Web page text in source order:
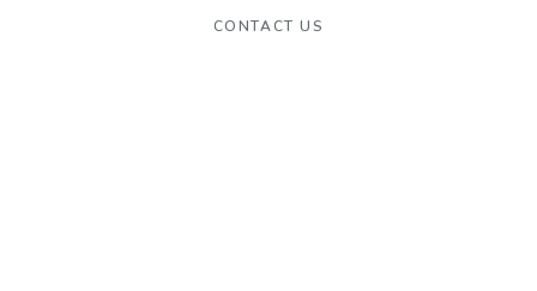
CONTACT US